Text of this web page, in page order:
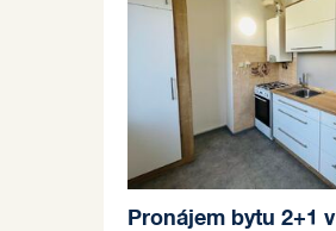
Pronájem bytu 2+1